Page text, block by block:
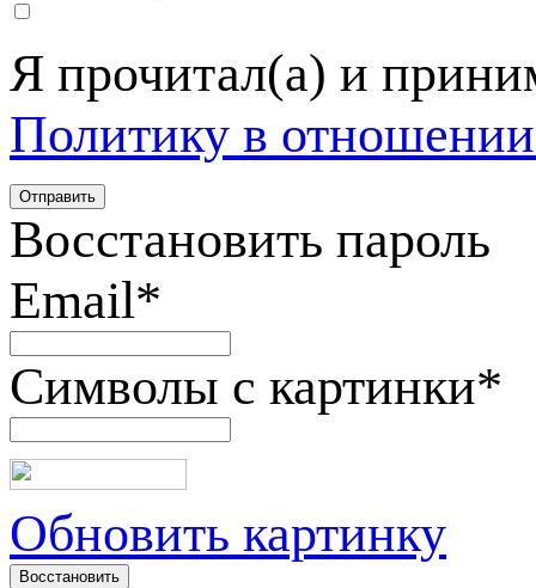
Я прочитал(а) и
Политику в
Восстановить пароль
Email*
Символы с картинки*
Обновить картинку